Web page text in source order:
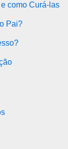
como Curá-las
Pai?